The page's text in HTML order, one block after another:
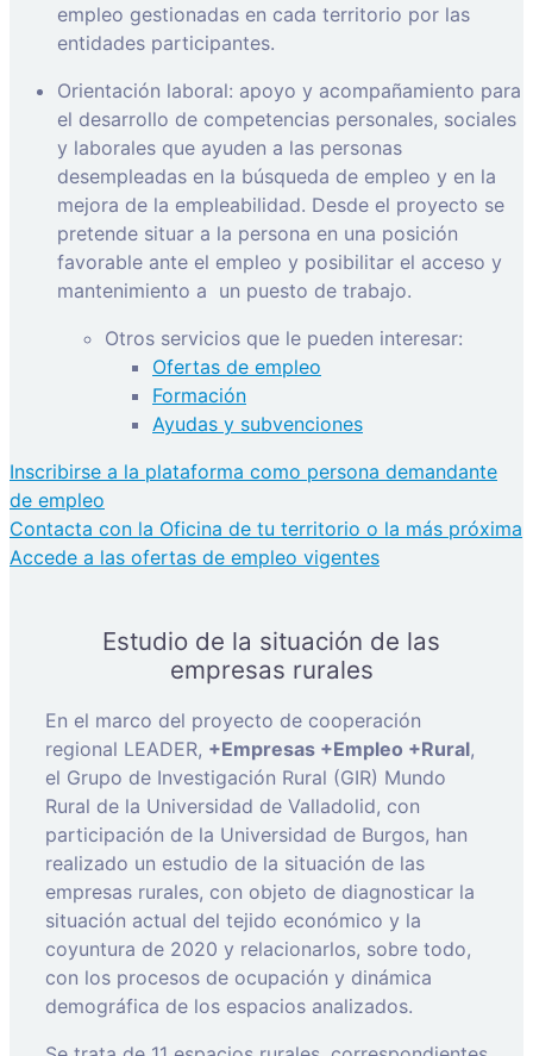
empleo gestionadas en cada territorio por las
entidades participantes.
Orientación laboral: apoyo y acompañamiento para
el desarrollo de competencias personales, sociales
y laborales que ayuden a las personas
desempleadas en la búsqueda de empleo y en la
mejora de la empleabilidad. Desde el proyecto se
pretende situar a la persona en una posición
favorable ante el empleo y posibilitar el acceso y
mantenimiento a un puesto de trabajo.
Otros servicios que le pueden interesar:
Ofertas de empleo
Formación
Ayudas y subvenciones
Inscribirse a la plataforma como persona demandante
de empleo
Contacta con la Oficina de tu territorio o la más próxima
Accede a las ofertas de empleo vigentes
Estudio de la situación de las
empresas rurales
En el marco del proyecto de cooperación
regional LEADER, +Empresas +Empleo +Rural,
el Grupo de Investigación Rural (GIR) Mundo
Rural de la Universidad de Valladolid, con
participación de la Universidad de Burgos, han
realizado un estudio de la situación de las
empresas rurales, con objeto de diagnosticar la
situación actual del tejido económico y la
coyuntura de 2020 y relacionarlos, sobre todo,
con los procesos de ocupación y dinámica
demográfica de los espacios analizados.